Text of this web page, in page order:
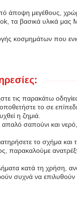
μεγέθους,
τα βασικά υλικά μας
κοσμημάτων που
τις παρακάτω
το σε
η ζημιά.
σαπούνι και
το σχήμα και
παρακαλούμε
κατά τη χρήση,
συχνά να